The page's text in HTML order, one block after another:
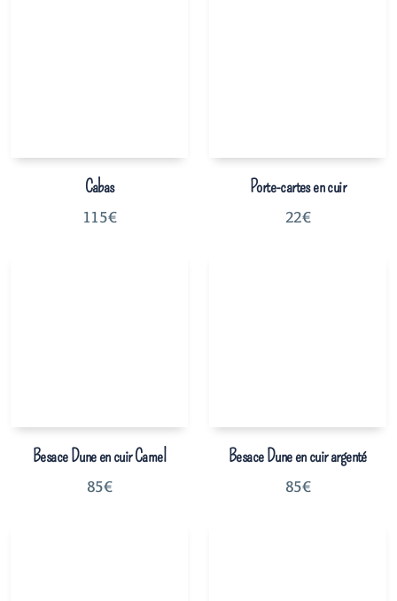
Cabas
115€
Porte-cartes en cuir
22€
Besace Dune en cuir Camel
85€
Besace Dune en cuir argenté
85€